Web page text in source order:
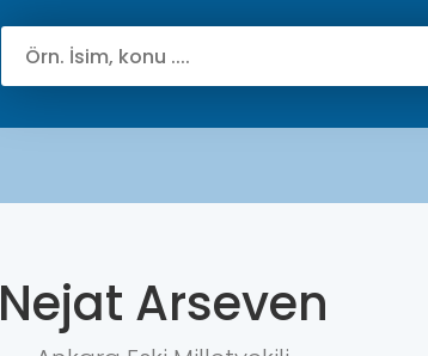
Nejat Arseven